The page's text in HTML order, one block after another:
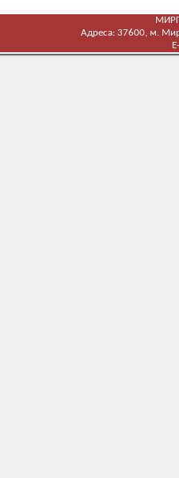
Адреса: 37600, м.